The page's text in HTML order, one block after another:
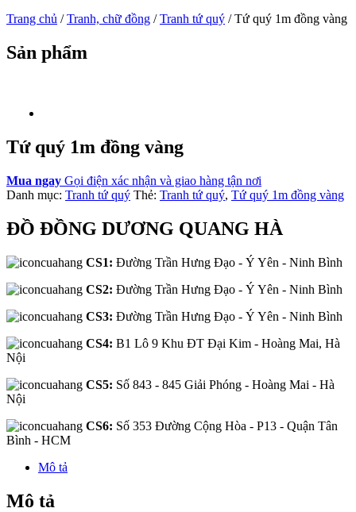
Trang chủ /Tranh, chữ đồng /Tranh tứ quý / Tứ quý 1m đồng vàng
Sản phẩm
Tứ quý 1m đồng vàng
Mua ngay Gọi điện xác nhận và giao hàng tận nơi
Danh mục: Tranh tứ quý Thẻ: Tranh tứ quý, Tứ quý 1m đồng vàng
ĐỒ ĐỒNG DƯƠNG QUANG HÀ
CS1: Đường Trần Hưng Đạo - Ý Yên - Ninh Bình
CS2: Đường Trần Hưng Đạo - Ý Yên - Ninh Bình
CS3: Đường Trần Hưng Đạo - Ý Yên - Ninh Bình
CS4: B1 Lô 9 Khu ĐT Đại Kim - Hoàng Mai, Hà
Nội
CS5: Số 843 - 845 Giải Phóng - Hoàng Mai - Hà
Nội
CS6: Số 353 Đường Cộng Hòa - P13 - Quận Tân
Bình - HCM
Mô tả
Mô tả